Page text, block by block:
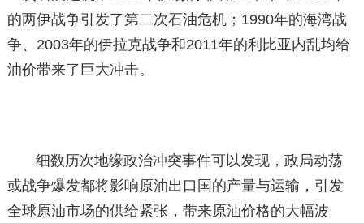
的两伊战争引发了第二次石油危机；1990年的海湾战
争、2003年的伊拉克战争和2011年的利比亚内乱均给
油价带来了巨大冲击。
细数历次地缘政治冲突事件可以发现，政局动荡
或战争爆发都将影响原油出口国的产量与运输，引发
全球原油市场的供给紧张，带来原油价格的大幅波